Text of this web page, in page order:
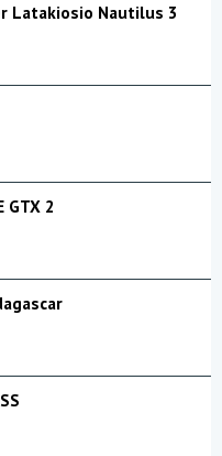
Latakiosio Nautilus 3
GTX 2